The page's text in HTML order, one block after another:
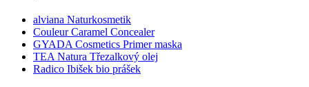
alviana Naturkosmetik
Couleur Caramel Concealer
GYADA Cosmetics Primer maska
TEA Natura Třezalkový olej
Radico Ibišek bio prášek